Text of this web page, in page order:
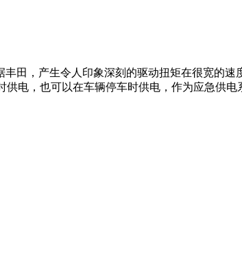
田，产生令人印象深刻的驱动扭矩在很宽的速
电，也可以在车辆停车时供电，作为应急供电